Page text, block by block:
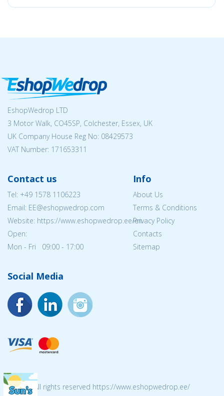
EshopWedrop LTD
3 Motor Walk, CO45SP, Colchester, Essex, UK
UK Company House Reg No: 08429573
VAT Number: 171653311
Contact us
Tel: +49 1578 1106223
Email: EE@eshopwedrop.com
Website: https://www.eshopwedrop.ee/en
Open:
Mon - Fri 09:00 - 17:00
Info
About Us
Terms & Conditions
Privacy Policy
Contacts
Sitemap
Social Media
© 2026 All rights reserved https://www.eshopwedrop.ee/